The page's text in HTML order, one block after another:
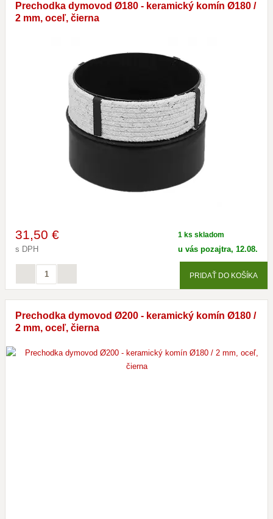
Prechodka dymovod Ø180 - keramický komín Ø180 /
2 mm, oceľ, čierna
31,50 €
s DPH
1 ks skladom
u vás pozajtra, 12.08.
PRIDAŤ DO KOŠÍKA
Prechodka dymovod Ø200 - keramický komín Ø180 /
2 mm, oceľ, čierna